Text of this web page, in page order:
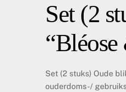
Set (2
Set (2 stuks) Oude
ouderdoms-/